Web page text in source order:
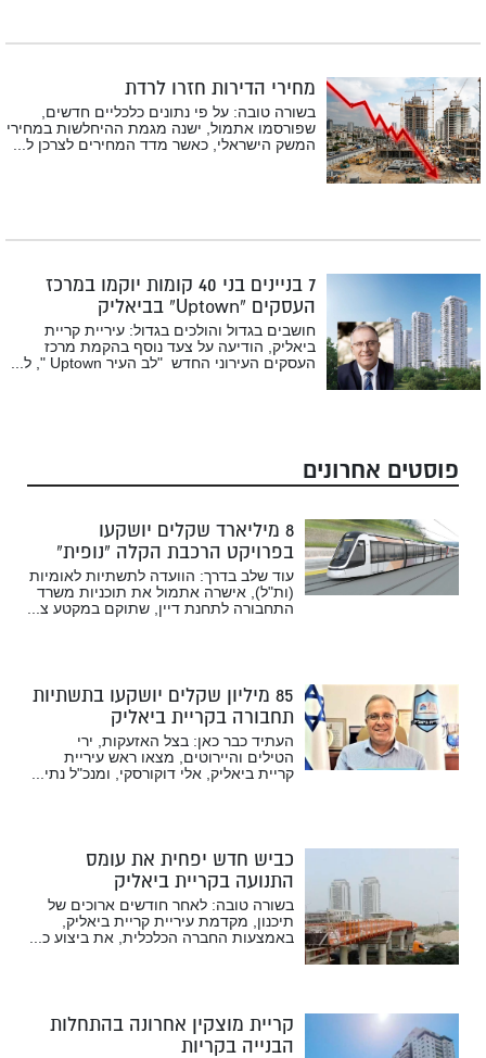
מחירי הדירות חזרו לרדת
בשורה טובה: על פי נתונים כלכליים חדשים,
שפורסמו אתמול, ישנה מגמת ההיחלשות במחירי
המשק הישראלי, כאשר מדד המחירים לצרכן ל...
7 בניינים בני 40 קומות יוקמו במרכז
העסקים “Uptown” בביאליק
חושבים בגדול והולכים בגדול: עיריית קריית
ביאליק, הודיעה על צעד נוסף בהקמת מרכז
העסקים העירוני החדש "לב העיר Uptown ", ל...
פוסטים אחרונים
8 מיליארד שקלים יושקעו
בפרויקט הרכבת הקלה “נופית”
עוד שלב בדרך: הוועדה לתשתיות לאומיות
(ות"ל), אישרה אתמול את תוכניות משרד
התחבורה לתחנת דיין, שתוקם במקטע צ...
85 מיליון שקלים יושקעו בתשתיות
תחבורה בקריית ביאליק
העתיד כבר כאן: בצל האזעקות, ירי
הטילים והיירוטים, מצאו ראש עיריית
קריית ביאליק, אלי דוקורסקי, ומנכ"ל נתי...
כביש חדש יפחית את עומס
התנועה בקריית ביאליק
בשורה טובה: לאחר חודשים ארוכים של
תיכנון, מקדמת עיריית קריית ביאליק,
באמצעות החברה הכלכלית, את ביצוע כ...
קריית מוצקין אחרונה בהתחלות
הבנייה בקריות